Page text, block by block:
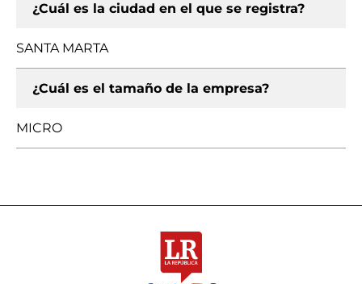
¿Cuál es la ciudad en el que se registra?
SANTA MARTA
¿Cuál es el tamaño de la empresa?
MICRO